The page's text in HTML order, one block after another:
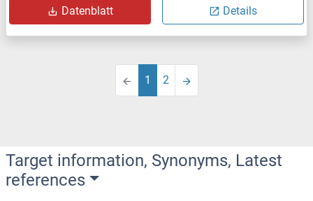
Datenblatt Details
1 2
Target information, Synonyms, Latest
references